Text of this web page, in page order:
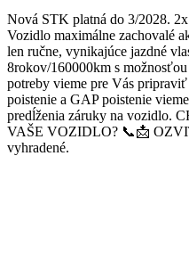
Nová STK platná do 3/2028.
Vozidlo maximálne zachovalé
len ručne, vynikajúce jazdné
8rokov/160000km s
potreby vieme pre Vás
poistenie a GAP poistenie
predĺženia záruky na vozidlo.
VAŠE VOZIDLO? 📞📩
vyhradené.